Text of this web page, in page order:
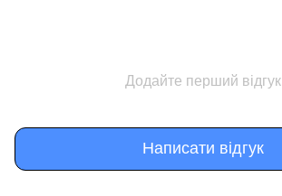
Додайте перший відгук
Написати відгук